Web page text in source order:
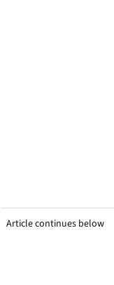
Article continues below